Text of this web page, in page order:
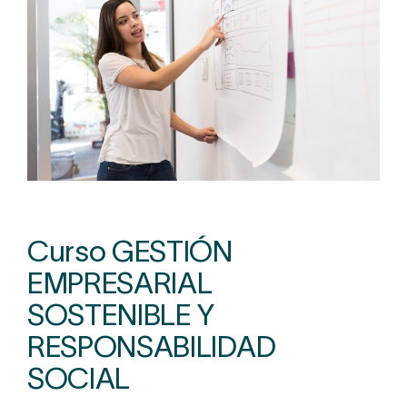
Curso GESTIÓN
EMPRESARIAL
SOSTENIBLE Y
RESPONSABILIDAD
SOCIAL